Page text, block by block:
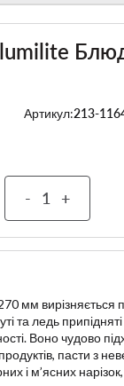
Артикул:213-
- +
мм вирізняється
та ледь
Воно чудово
пасти з
і м’ясних